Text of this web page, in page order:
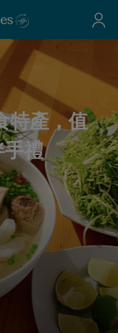
特產，值
禮